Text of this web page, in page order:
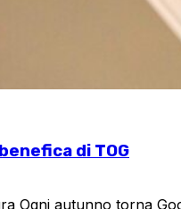
di TOG
Ogni autunno torna